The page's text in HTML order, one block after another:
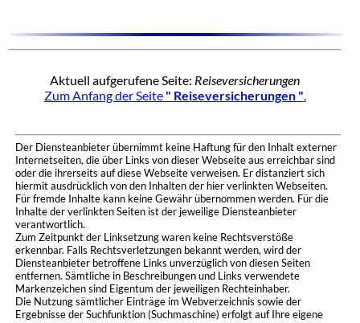
Aktuell aufgerufene Seite: Reiseversicherungen
Zum Anfang der Seite " Reiseversicherungen "
Der Diensteanbieter übernimmt keine Haftung für den Inhalt externer
Internetseiten, die über Links von dieser Webseite aus erreichbar sind
oder die ihrerseits auf diese Webseite verweisen. Er distanziert sich
hiermit ausdrücklich von den Inhalten der hier verlinkten Webseiten.
Für fremde Inhalte kann keine Gewähr übernommen werden. Für die
Inhalte der verlinkten Seiten ist der jeweilige Diensteanbieter
verantwortlich.
Zum Zeitpunkt der Linksetzung waren keine Rechtsverstöße
erkennbar. Falls Rechtsverletzungen bekannt werden, wird der
Diensteanbieter betroffene Links unverzüglich von diesen Seiten
entfernen. Sämtliche in Beschreibungen und Links verwendete
Markenzeichen sind Eigentum der jeweiligen Rechteinhaber.
Die Nutzung sämtlicher Einträge im Webverzeichnis sowie der
Ergebnisse der Suchfunktion (Suchmaschine) erfolgt auf Ihre eigene